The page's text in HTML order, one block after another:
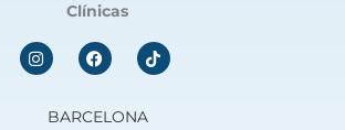
Clínicas
I
n
F
a
b
BARCELONA